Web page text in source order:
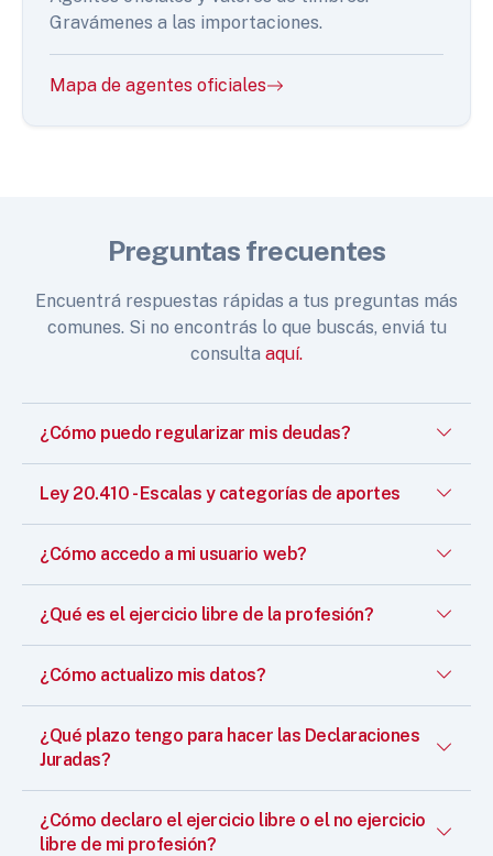
Gravámenes a las importaciones.
Mapa de agentes oficiales
Preguntas frecuentes
Encuentrá respuestas rápidas a tus preguntas más
comunes. Si no encontrás lo que buscás, enviá tu
consulta aquí.
¿Cómo puedo regularizar mis deudas?
Ley 20.410 - Escalas y categorías de aportes
¿Cómo accedo a mi usuario web?
¿Qué es el ejercicio libre de la profesión?
¿Cómo actualizo mis datos?
¿Qué plazo tengo para hacer las Declaraciones
Juradas?
¿Cómo declaro el ejercicio libre o el no ejercicio
libre de mi profesión?